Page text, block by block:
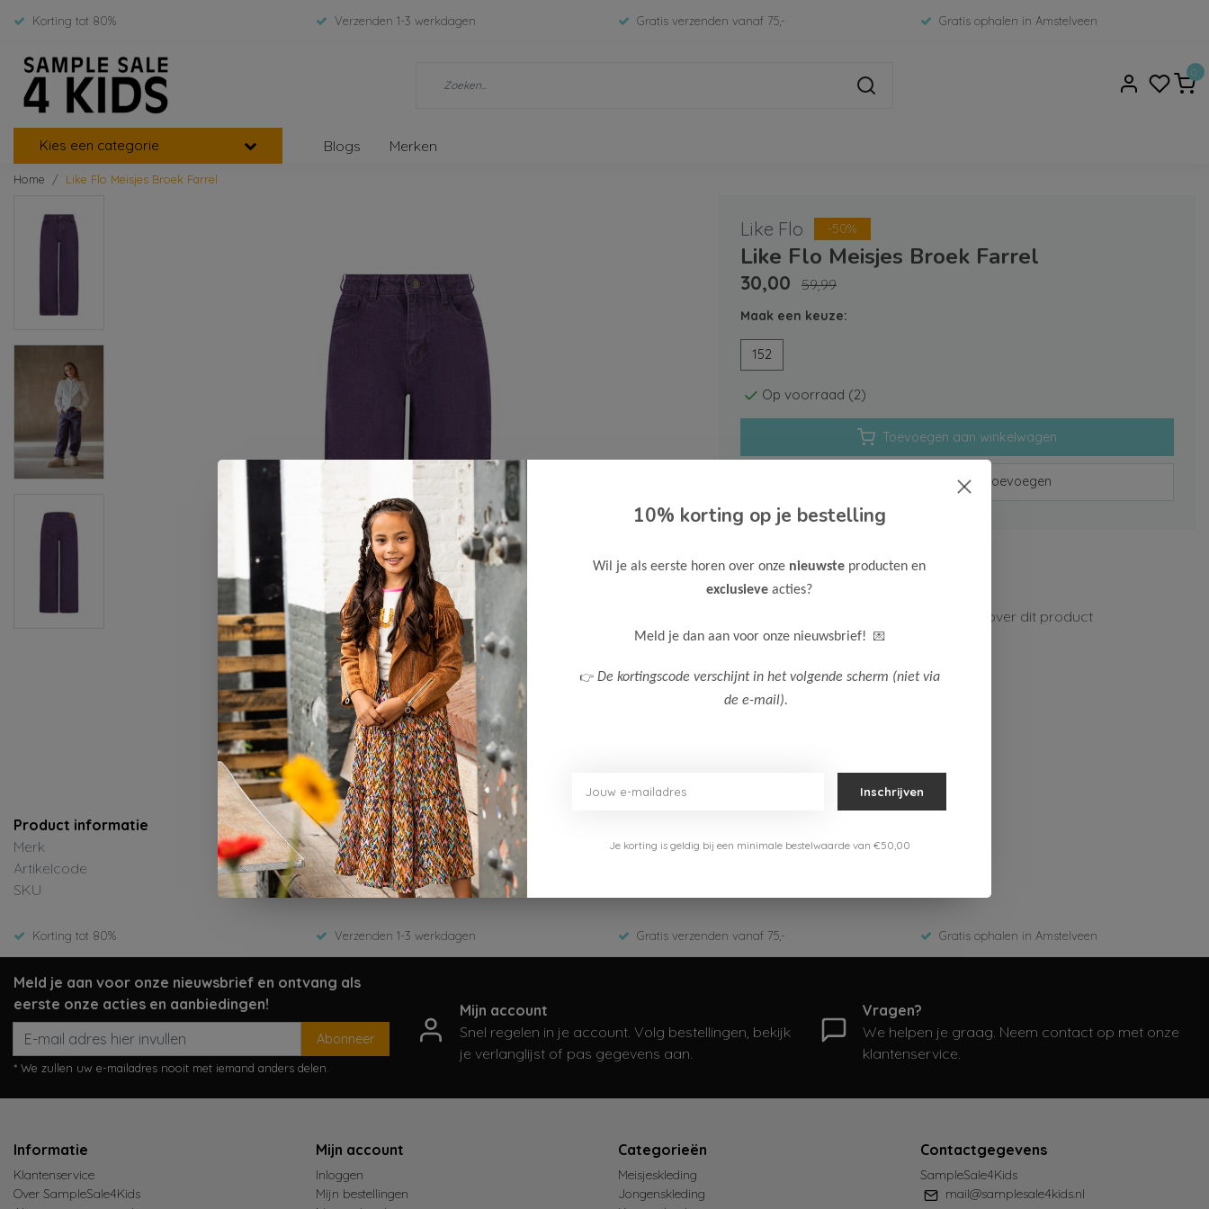
Korting tot 80% Verzenden 1-3 werkdagen Gratis verzenden vanaf 75,- Gratis ophalen in Amstelveen
0
Kies een categorie Blogs Merken
Home Like Flo Meisjes Broek Farrel
Like Flo -50%
Like Flo Meisjes Broek Farrel
30,00 59,99
Maak een keuze:
152
Op voorraad (2)
Toevoegen aan winkelwagen
Aan verlanglijst toevoegen
Gratis verzenden vanaf 75,-
Verzenden 1-3 werkdagen
Neem contact op over dit product
Product informatie
Merk
Like Flo
Artikelcode
F508-3601-610-Purple
SKU
Winter 2025
Korting tot 80% Verzenden 1-3 werkdagen Gratis verzenden vanaf 75,- Gratis ophalen in Amstelveen
Meld je aan voor onze nieuwsbrief en ontvang als
eerste onze acties en aanbiedingen!
Abonneer
* We zullen uw e-mailadres nooit met iemand anders delen.
Mijn account
Snel regelen in je account. Volg bestellingen, bekijk
je verlanglijst of pas gegevens aan.
Vragen?
We helpen je graag. Neem contact op met onze
klantenservice.
Informatie
Klantenservice
Over SampleSale4Kids
Mijn account
Inloggen
Mijn bestellingen
Categorieën
Meisjeskleding
Jongenskleding
Contactgegevens
SampleSale4Kids
mail@samplesale4kids.nl
10% korting op je bestelling
Wil je als eerste horen over onze nieuwste producten en
exclusieve acties?
Meld je dan aan voor onze nieuwsbrief! 💌
👉 De kortingscode verschijnt in het volgende scherm (niet via
de e-mail).
Inschrijven
Je korting is geldig bij een minimale bestelwaarde van €50,00